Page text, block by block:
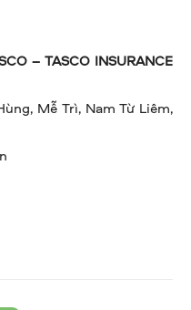
– TASCO INSURANCE
Mễ Trì, Nam Từ Liêm,